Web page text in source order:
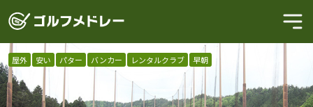
屋外 安い パター バンカー レンタルクラブ 早朝